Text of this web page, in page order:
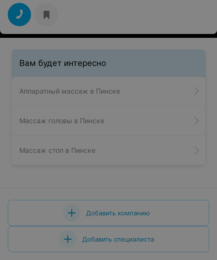
Вам будет интересно
Аппаратный массаж в Пинске
Массаж головы в Пинске
Массаж стоп в Пинске
Добавить компанию
Добавить специалиста